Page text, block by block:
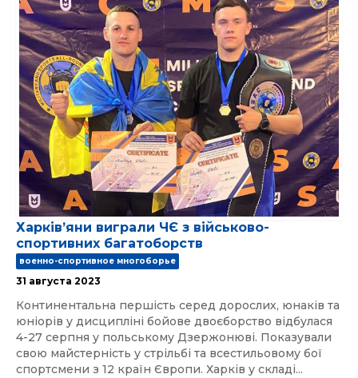
Харківʼяни виграли ЧЄ з військово-
спортивних багатоборств
военно-спортивное многоборье
31 августа 2023
Континентальна першість серед дорослих, юнаків та
юніорів у дисципліні бойове двоєборство відбулася
4-27 серпня у польському Дзержонюві. Показували
свою майстерність у стрільбі та всестильовому бої
спортсмени з 12 країн Європи. Харків у складі...